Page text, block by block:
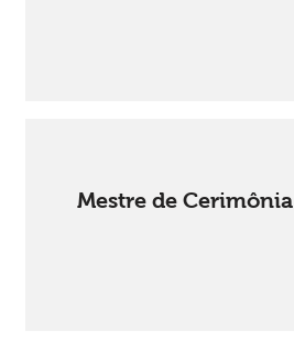
Mestre de Cerimônia